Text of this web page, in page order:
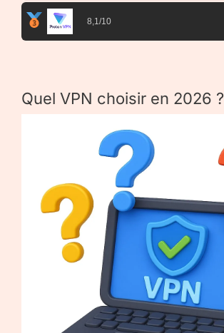
8,1/10
Quel VPN choisir en 2026 ?